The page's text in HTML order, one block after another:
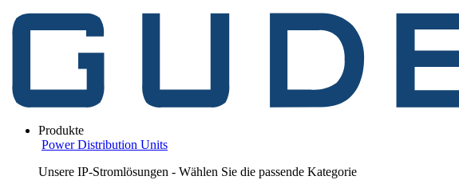
Produkte
Power Distribution Units
Unsere IP-Stromlösungen - Wählen Sie die passende Kategorie